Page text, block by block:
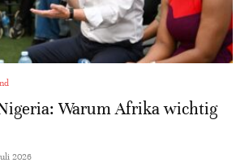
Warum Afrika wichtig
2026